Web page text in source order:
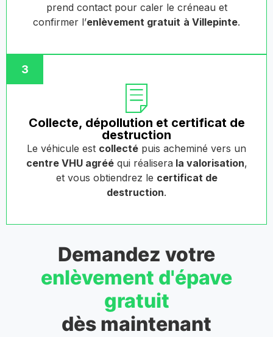
prend contact pour caler le créneau et
confirmer l’enlèvement gratuit à Villepinte.
3
Collecte, dépollution et certificat de
destruction
Le véhicule est collecté puis acheminé vers un
centre VHU agrééqui réalisera la valorisation,
et vous obtiendrez le certificat de
destruction.
Demandez votre
enlèvement d'épave
gratuit
dès maintenant